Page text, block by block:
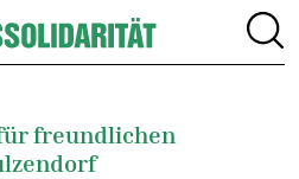
freundlichen